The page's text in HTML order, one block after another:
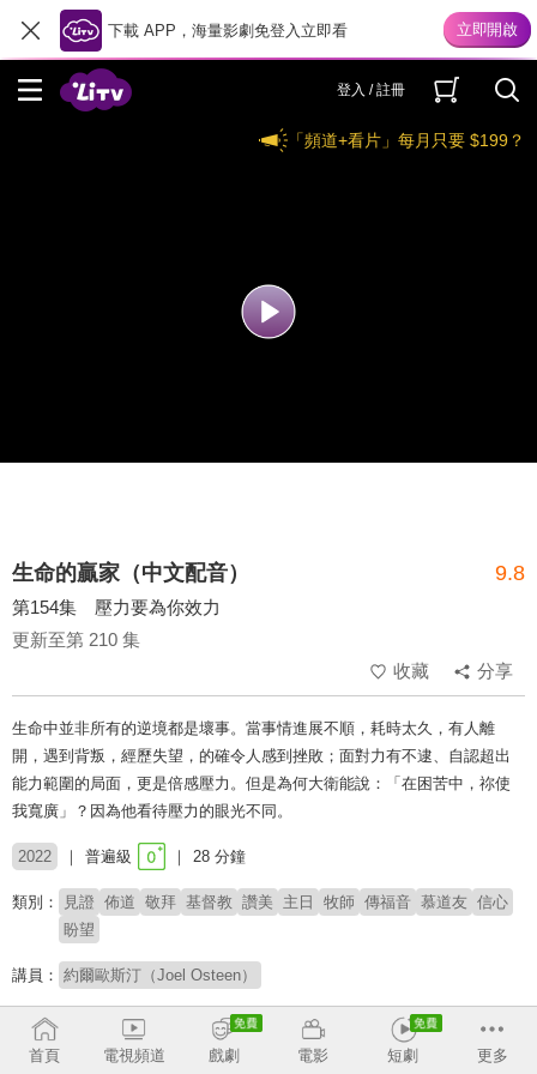
下載 APP，海量影劇免登入立即看
登入 / 註冊
「頻道+看片」每月只要 $199？
生命的贏家（中文配音） 9.8
第154集 壓力要為你效力
更新至第 210 集
收藏
分享
生命中並非所有的逆境都是壞事。當事情進展不順，耗時太久，有人離
開，遇到背叛，經歷失望，的確令人感到挫敗；面對力有不逮、自認超出
能力範圍的局面，更是倍感壓力。但是為何大衛能說：「在困苦中，祢使
我寬廣」？因為他看待壓力的眼光不同。
2022 普遍級 28 分鐘
類別： 見證 佈道 敬拜 基督教 讚美 主日 牧師 傳福音 慕道友 信心
盼望
講員： 約爾歐斯汀（Joel Osteen）
# 鼓舞人心 # 核心信仰
首頁 電視頻道 戲劇 電影 短劇 更多